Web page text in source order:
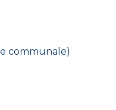
communale)